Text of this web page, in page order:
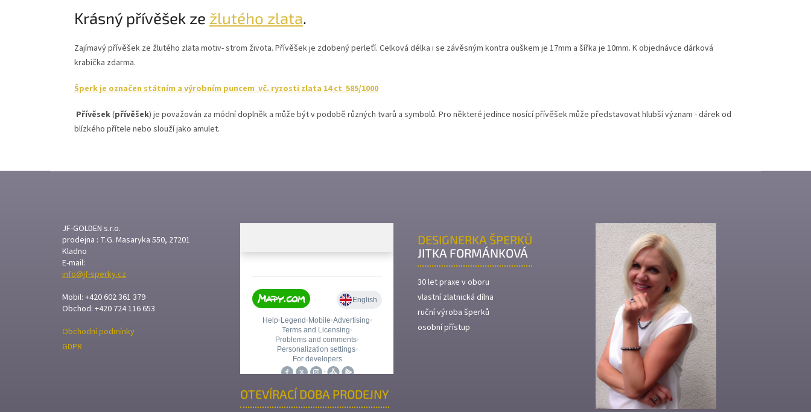
Krásný přívěšek ze žlutého zlata.
Zajímavý přívěšek ze žlutého zlata motiv- strom života. Přívěšek je zdobený perleťí. Celková délka i se závěsným kontra ouškem je 17mm a šířka je 10mm. K objednávce dárková
krabička zdarma.
Šperk je označen státním a výrobním puncem vč. ryzosti zlata 14 ct 585/1000
Přívěsek(přívěšek) je považován za módní doplněk a může být v podobě různých tvarů a symbolů. Pro některé jedince nosící přívěšek může představovat hlubší význam - dárek od
blízkého přítele nebo slouží jako amulet.
JF-GOLDEN s.r.o.
prodejna : T.G. Masaryka 550, 27201
Kladno
E-mail:
info@jf-sperky.cz
Mobil: +420 602 361 379
Obchod: +420 724 116 653
Obchodní podmínky
GDPR
OTEVÍRACÍ DOBA PRODEJNY
DESIGNERKA ŠPERKŮ
JITKA FORMÁNKOVÁ
30 let praxe v oboru
vlastní zlatnická dílna
ruční výroba šperků
osobní přístup